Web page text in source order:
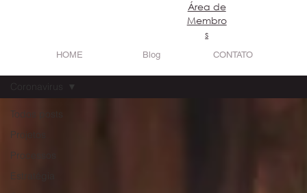
​Área de
Membro
s
HOME Blog CONTATO
Todos posts
Projetos
Processos
Estratégia
Coronavirus